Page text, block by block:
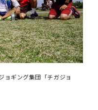
ョギング集団「チガジョ